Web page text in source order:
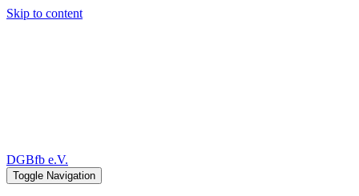
Skip to content
DGBfb e.V.
Toggle Navigation